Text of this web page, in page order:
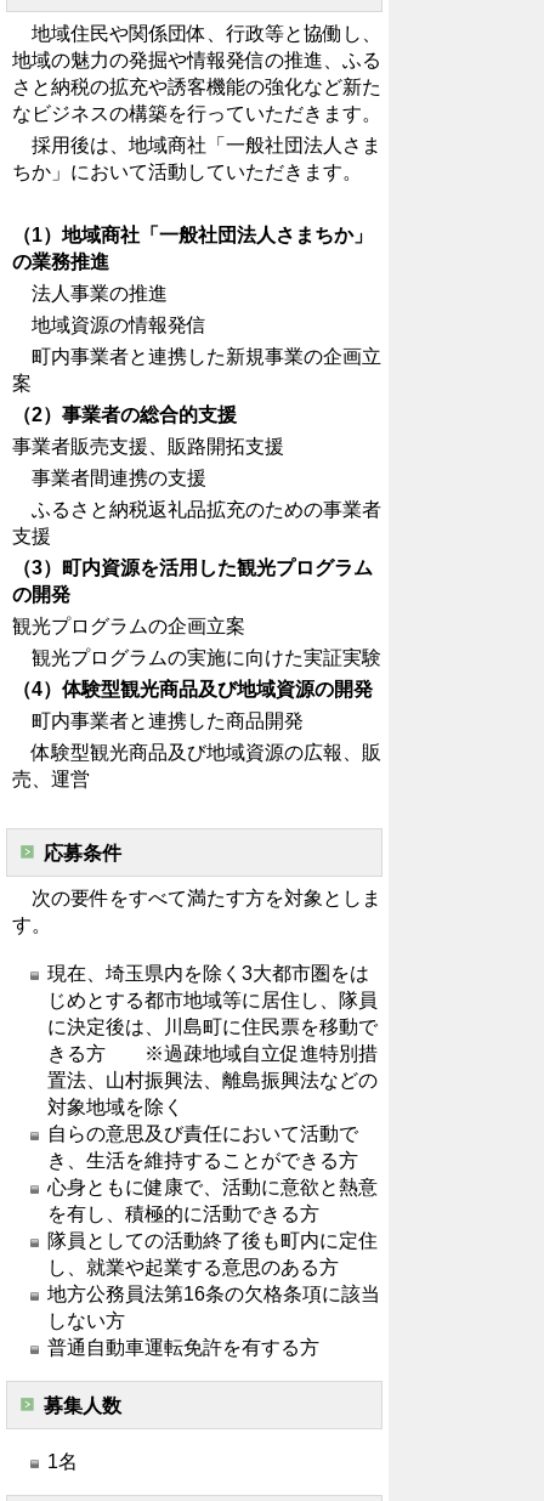
地域住民や関係団体、行政等と協働し、
地域の魅力の発掘や情報発信の推進、ふる
さと納税の拡充や誘客機能の強化など新た
なビジネスの構築を行っていただきます。
採用後は、地域商社「一般社団法人さま
ちか」において活動していただきます。
（1） 地域商社「一般社団法人さまちか」
の業務推進
法人事業の推進
地域資源の情報発信
町内事業者と連携した新規事業の企画立
案
（2）事業者の総合的支援
事業者販売支援、販路開拓支援
事業者間連携の支援
ふるさと納税返礼品拡充のための事業者
支援
（3）町内資源を活用した観光プログラム
の開発
観光プログラムの企画立案
観光プログラムの実施に向けた実証実験
（4）体験型観光商品及び地域資源の開発
町内事業者と連携した商品開発
体験型観光商品及び地域資源の広報、販
売、運営
応募条件
次の要件をすべて満たす方を対象としま
す。
現在、埼玉県内を除く3大都市圏をは
じめとする都市地域等に居住し、隊員
に決定後は、川島町に住民票を移動で
きる方 ※過疎地域自立促進特別措
置法、山村振興法、離島振興法などの
対象地域を除く
自らの意思及び責任において活動で
き、生活を維持することができる方
心身ともに健康で、活動に意欲と熱意
を有し、積極的に活動できる方
隊員としての活動終了後も町内に定住
し、就業や起業する意思のある方
地方公務員法第16条の欠格条項に該当
しない方
普通自動車運転免許を有する方
募集人数
1名